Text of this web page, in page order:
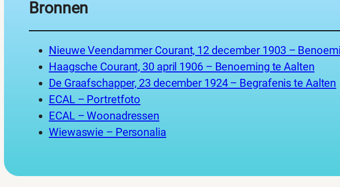
Bronnen
Nieuwe Veendammer Courant, 12 december 1903 –
Haagsche Courant, 30 april 1906 – Benoeming te Aalten
De Graafschapper, 23 december 1924 – Begrafenis te Aalten
ECAL – Portretfoto
ECAL – Woonadressen
Wiewaswie – Personalia